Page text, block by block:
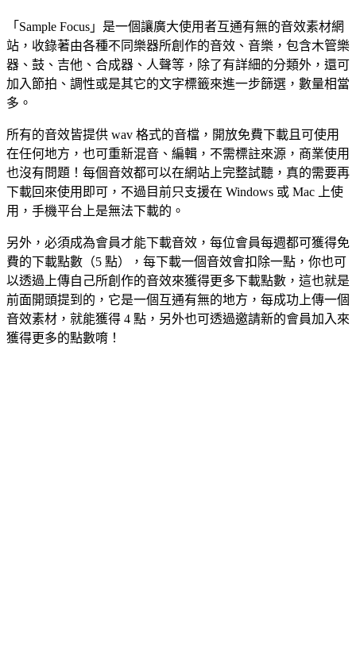
「Sample Focus」是一個讓廣大使用者互通有無的音效素材網
站，收錄著由各種不同樂器所創作的音效、音樂，包含木管樂
器、鼓、吉他、合成器、人聲等，除了有詳細的分類外，還可
加入節拍、調性或是其它的文字標籤來進一步篩選，數量相當
多。
所有的音效皆提供 wav 格式的音檔，開放免費下載且可使用
在任何地方，也可重新混音、編輯，不需標註來源，商業使用
也沒有問題！每個音效都可以在網站上完整試聽，真的需要再
下載回來使用即可，不過目前只支援在 Windows 或 Mac 上使
用，手機平台上是無法下載的。
另外，必須成為會員才能下載音效，每位會員每週都可獲得免
費的下載點數（5 點），每下載一個音效會扣除一點，你也可
以透過上傳自己所創作的音效來獲得更多下載點數，這也就是
前面開頭提到的，它是一個互通有無的地方，每成功上傳一個
音效素材，就能獲得 4 點，另外也可透過邀請新的會員加入來
獲得更多的點數唷！